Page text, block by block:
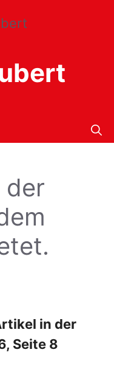
der
in der
Seite 8